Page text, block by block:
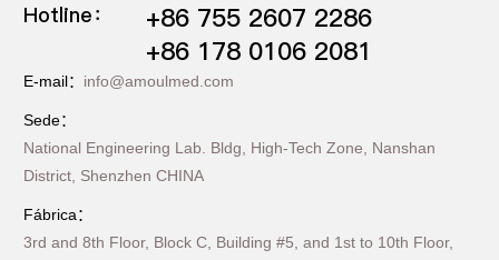
Hotline：
+86 755 2607 2286
+86 178 0106 2081
E-mail： info@amoulmed.com
Sede：
National Engineering Lab. Bldg, High-Tech Zone, Nanshan
District, Shenzhen CHINA
Fábrica：
3rd and 8th Floor, Block C, Building #5, and 1st to 10th Floor,